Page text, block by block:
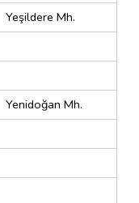
Yeşildere Mh.
Yenidoğan Mh.